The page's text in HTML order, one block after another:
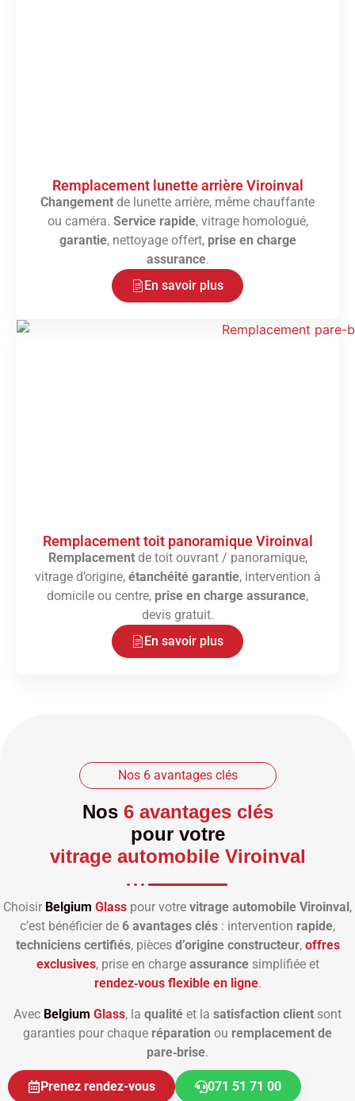
Remplacement lunette arrière Viroinval
Changement de lunette arrière, même chauffante
ou caméra. Service rapide, vitrage homologué,
garantie, nettoyage offert, prise en charge
assurance.
En savoir plus
Remplacement toit panoramique Viroinval
Remplacementde toit ouvrant / panoramique,
vitrage d’origine, étanchéité garantie, intervention à
domicile ou centre, prise en charge assurance,
devis gratuit.
En savoir plus
Nos 6 avantages clés
Nos 6 avantages clés
pour votre
vitrage automobile Viroinval
Choisir Belgium Glass pour votre vitrage automobile Viroinval ,
c’est bénéficier de 6 avantages clés : intervention rapide,
techniciens certifiés, pièces d’origine constructeur, offres
exclusives, prise en charge assurancesimplifiée et
rendez‑vous flexible en ligne.
Avec Belgium Glass, la qualité et la satisfaction client sont
garanties pour chaque réparation ou remplacement de
pare‑brise.
Prenez rendez-vous 071 51 71 00